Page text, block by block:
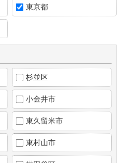
東京都
杉並区
小金井市
東久留米市
東村山市